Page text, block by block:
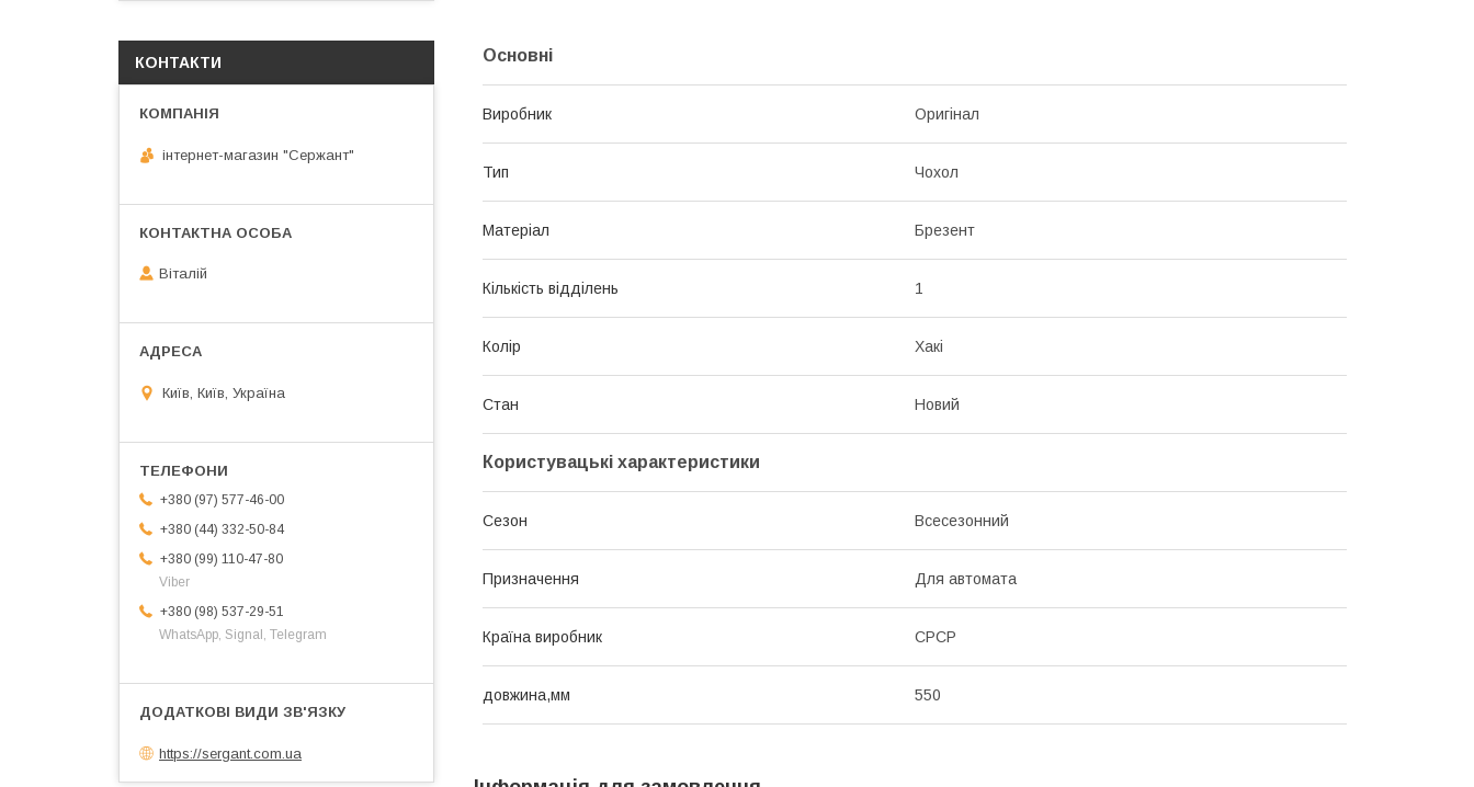
Основні
Виробник Оригінал
Тип Чохол
Матеріал Брезент
Кількість відділень 1
Колір Хакі
Стан Новий
Користувацькі характеристики
Сезон Всесезонний
Призначення Для автомата
Країна виробник СРСР
довжина,мм 550
КОНТАКТИ
інтернет-магазин "Сержант"
Віталій
Київ, Київ, Україна
+380 (97) 577-46-00
+380 (44) 332-50-84
+380 (99) 110-47-80
Viber
+380 (98) 537-29-51
WhatsApp, Signal, Telegram
https://sergant.com.ua